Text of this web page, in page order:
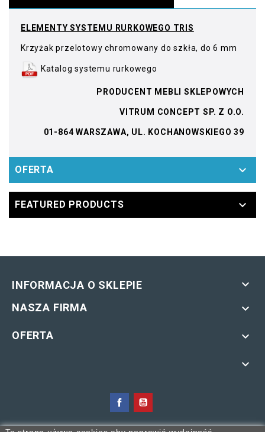
ELEMENTY SYSTEMU RURKOWEGO TRIS
Krzyżak przelotowy chromowany do szkła, do 6 mm
Katalog systemu rurkowego
PRODUCENT MEBLI SKLEPOWYCH
VITRUM CONCEPT SP. Z O.O.
01-864 WARSZAWA, UL. KOCHANOWSKIEGO 39
OFERTA 
FEATURED PRODUCTS 
INFORMACJA O SKLEPIE 
NASZA FIRMA 
OFERTA

